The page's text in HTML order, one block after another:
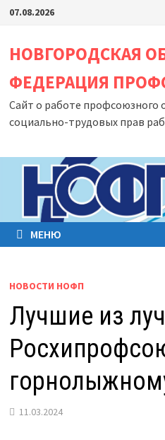
Перейти
содержимому
07.08.2026
НОВГОРОДСКАЯ
ФЕДЕРАЦИЯ
Сайт о работе профсоюзного
социально-трудовых прав
МЕНЮ
НОВОСТИ НОФП
Лучшие из
11.03.2024